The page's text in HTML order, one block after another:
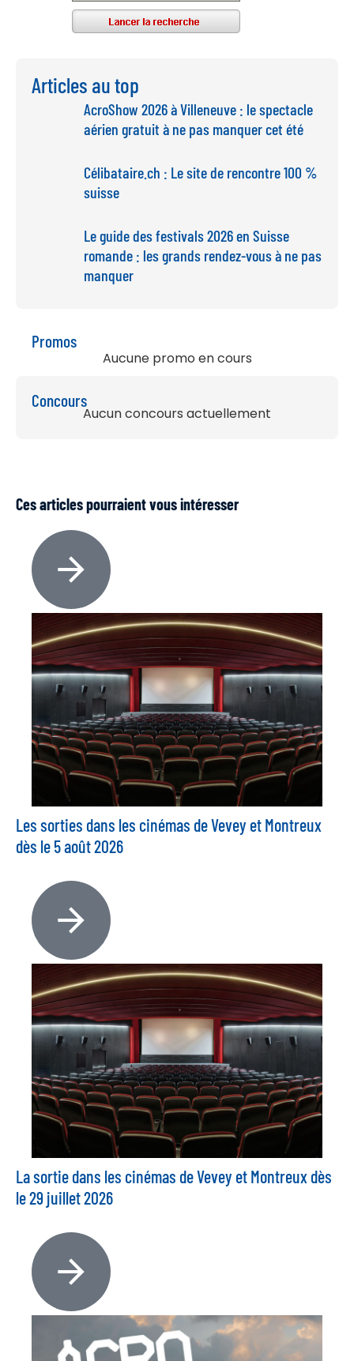
Articles au top
AcroShow 2026 à Villeneuve : le spectacle
aérien gratuit à ne pas manquer cet été
Célibataire.ch : Le site de rencontre 100 %
suisse
Le guide des festivals 2026 en Suisse
romande : les grands rendez-vous à ne pas
manquer
Promos
Aucune promo en cours
Concours
Aucun concours actuellement
Ces articles pourraient vous intéresser
Les sorties dans les cinémas de Vevey et Montreux
dès le 5 août 2026
La sortie dans les cinémas de Vevey et Montreux dès
le 29 juillet 2026